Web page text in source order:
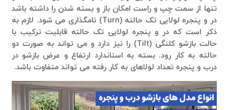
تنها از سمت چپ و راست امکان باز و بسته شدن را داشته باشد
در و پنجره لولایی تک حالته (Turn) نامگذاری می شود. لازم به
ذکر است که در و پنجره لولایی تک حالته قابلیت ترکیب با
حالت بازشو کلنگی (Tilt) را نیز دارد و می تواند به صورت دو
حالته به کار رود. بسته به استاندارد ارتفاع و عرض بازشو در
درب و پنجره تعداد لولاهای به کار رفته می تواند متفاوت باشد.